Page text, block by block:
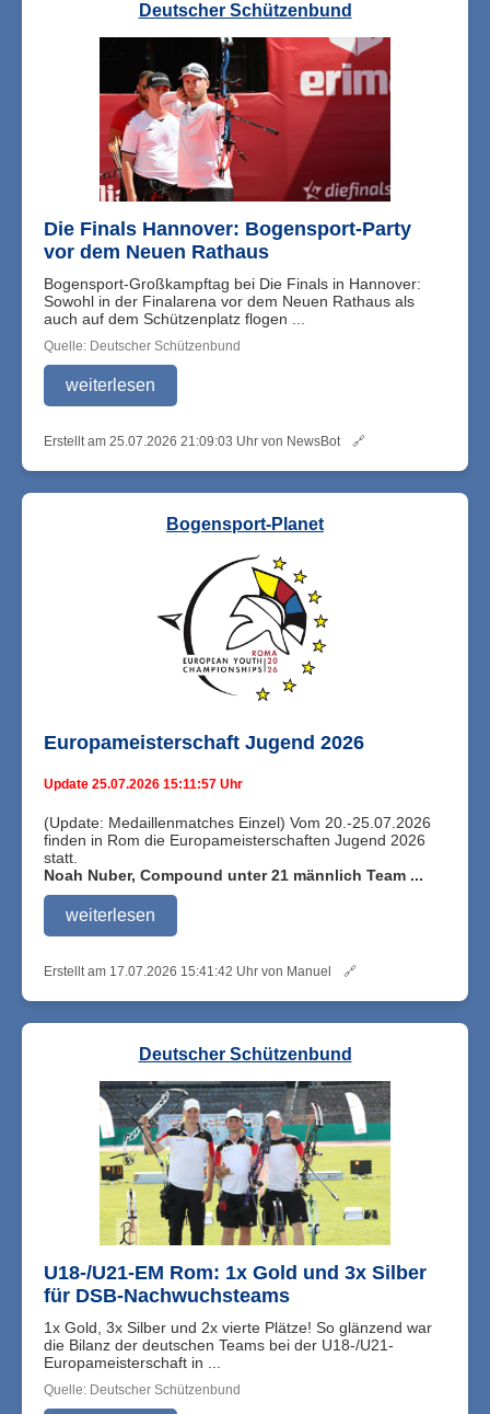
Deutscher Schützenbund
Die Finals Hannover: Bogensport-Party
vor dem Neuen Rathaus
Bogensport-Großkampftag bei Die Finals in Hannover:
Sowohl in der Finalarena vor dem Neuen Rathaus als
auch auf dem Schützenplatz flogen ...
Quelle: Deutscher Schützenbund
weiterlesen
Erstellt am 25.07.2026 21:09:03 Uhr von NewsBot 🔗
Bogensport-Planet
Europameisterschaft Jugend 2026
Update 25.07.2026 15:11:57 Uhr
(Update: Medaillenmatches Einzel) Vom 20.-25.07.2026
finden in Rom die Europameisterschaften Jugend 2026
statt.
Noah Nuber, Compound unter 21 männlich Team ...
weiterlesen
Erstellt am 17.07.2026 15:41:42 Uhr von Manuel 🔗
Deutscher Schützenbund
U18-/U21-EM Rom: 1x Gold und 3x Silber
für DSB-Nachwuchsteams
1x Gold, 3x Silber und 2x vierte Plätze! So glänzend war
die Bilanz der deutschen Teams bei der U18-/U21-
Europameisterschaft in ...
Quelle: Deutscher Schützenbund